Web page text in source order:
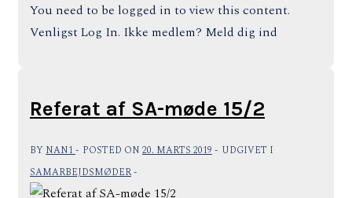
You need to be logged in to view this content.
Venligst Log In. Ikke medlem? Meld dig ind
Referat af SA-møde 15/2
BY NAN1 POSTED ON 20. MARTS 2019
UDGIVET I
SAMARBEJDSMØDER